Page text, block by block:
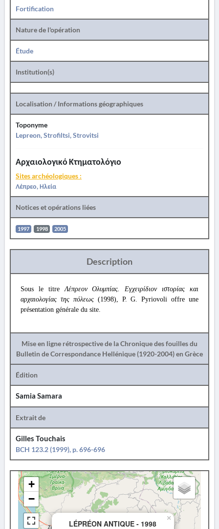
Fortification
Nature de l'opération
Étude
Institution(s)
Localisation / Informations géographiques
Toponyme
Lepreon, Strofiltsi, Strovitsi
Αρχαιολογικό Κτηματολόγιο
Sites archéologiques :
Λέπρεο, Ηλεία
Notices et opérations liées
1997 1998 2005
Description
Sous le titreΛέπρεον Ολυμπίας. Εγχειρίδιον ιστορίας και
αρχαιολογίας της πόλεως(1998), P. G. Pyriovoli offre une
présentation générale du site.
Mise en ligne rétrospective de la Chronique des fouilles du
Bulletin de Correspondance Hellénique (1920-2004) en Grèce
Édition
Samia Samara
Extrait de
Gilles Touchais
BCH 123.2 (1999), p. 696-696
LÉPRÉON ANTIQUE - 1998
×
+
−